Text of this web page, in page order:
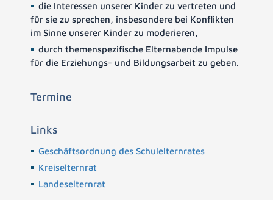
die Interessen unserer Kinder zu vertreten und
für sie zu sprechen, insbesondere bei Konflikten
im Sinne unserer Kinder zu moderieren,
durch themenspezifische Elternabende Impulse
für die Erziehungs- und Bildungsarbeit zu geben.
Termine
Links
Geschäftsordnung des Schulelternrates
Kreiselternrat
Landeselternrat